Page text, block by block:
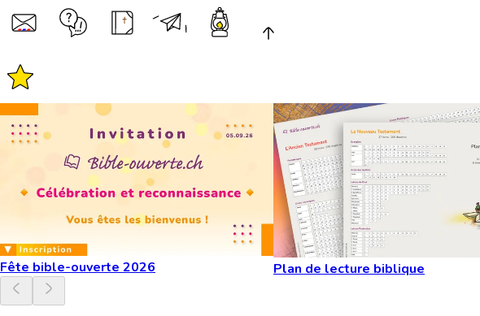
Fête bible-ouverte 2026 Plan de lecture biblique